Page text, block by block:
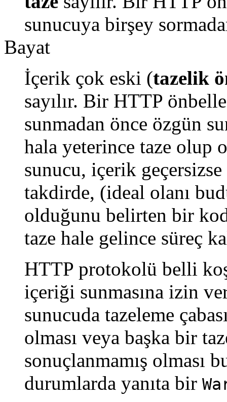
sunucuya birşey
Bayat
İçerik çok eski (tazelik
sayılır. Bir HTTP
sunmadan önce özgün
hala yeterince taze olup
sunucu, içerik
takdirde, (ideal olanı
olduğunu belirten bir
taze hale gelince süreç
HTTP protokolü belli
içeriği sunmasına izin
sunucuda tazeleme
olması veya başka bir
sonuçlanmamış olması
durumlarda yanıta bir